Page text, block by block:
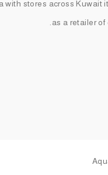
with stores across Kuwait
as a retailer